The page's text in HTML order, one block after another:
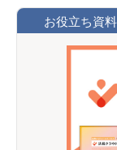
お役立ち資料